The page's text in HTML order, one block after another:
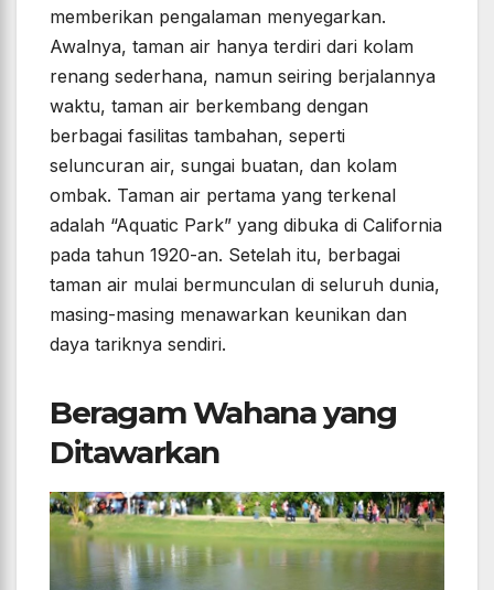
memberikan pengalaman menyegarkan.
Awalnya, taman air hanya terdiri dari kolam
renang sederhana, namun seiring berjalannya
waktu, taman air berkembang dengan
berbagai fasilitas tambahan, seperti
seluncuran air, sungai buatan, dan kolam
ombak. Taman air pertama yang terkenal
adalah “Aquatic Park” yang dibuka di California
pada tahun 1920-an. Setelah itu, berbagai
taman air mulai bermunculan di seluruh dunia,
masing-masing menawarkan keunikan dan
daya tariknya sendiri.
Beragam Wahana yang
Ditawarkan